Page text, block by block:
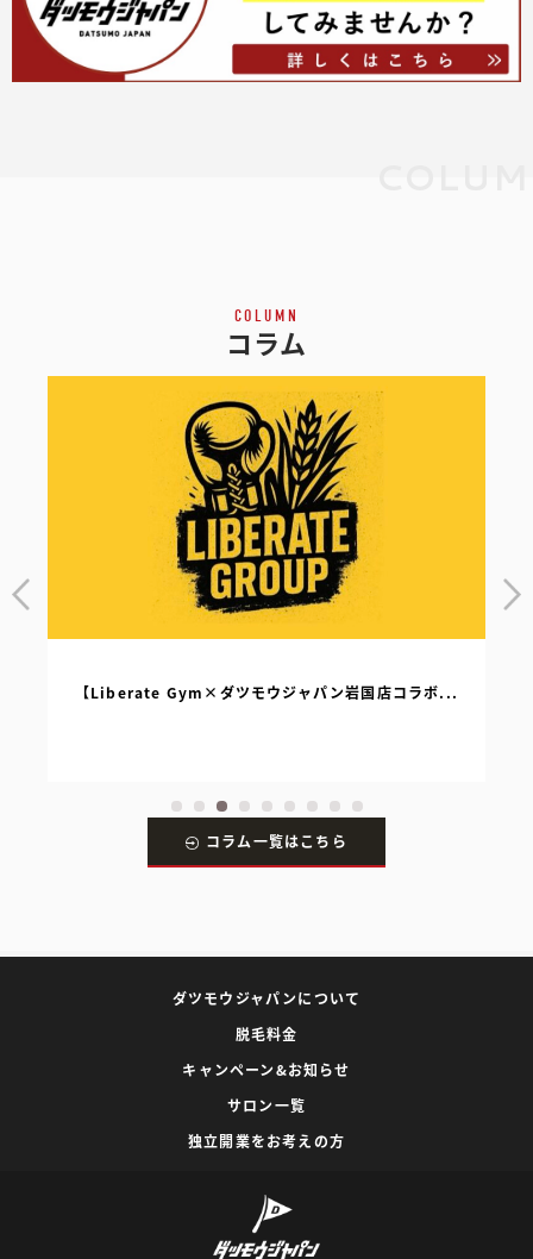
COLUMN
コラム
【Liberate Gym×ダツモウジャパン岩国店コラボ...
コラム一覧はこちら
ダツモウジャパンについて
脱毛料金
キャンペーン&お知らせ
サロン一覧
独立開業をお考えの方